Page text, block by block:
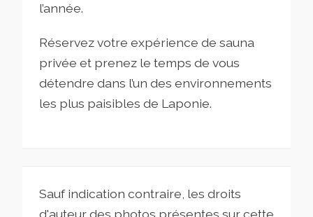
l’année.
Réservez votre expérience de sauna
privée et prenez le temps de vous
détendre dans l’un des environnements
les plus paisibles de Laponie.
Sauf indication contraire, les droits